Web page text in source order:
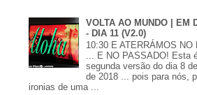
VOLTA AO MUNDO | EM
- DIA 11 (V2.0)
10:30 E ATERRÁMOS NO
... E NO PASSADO! Esta
segunda versão do dia 8
de 2018 ... pois para nós,
ironias de uma ...